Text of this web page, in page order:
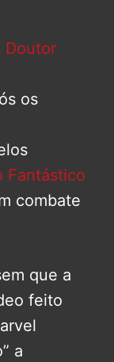
Doutor
os
Fantástico
combate
que a
feito
a